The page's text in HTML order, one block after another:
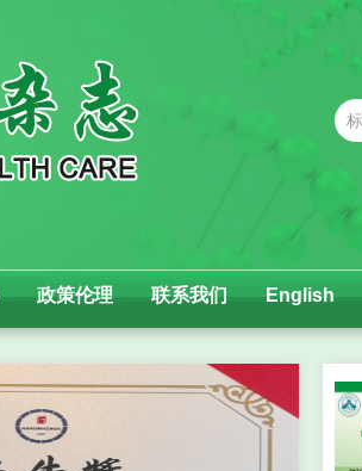
政策伦理 联系我们 English
Next